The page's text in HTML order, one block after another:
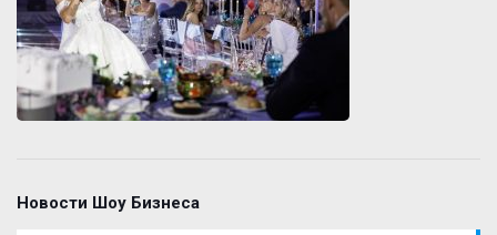
Новости Шоу Бизнеса